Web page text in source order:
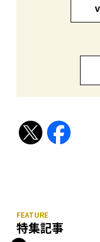
特集記事